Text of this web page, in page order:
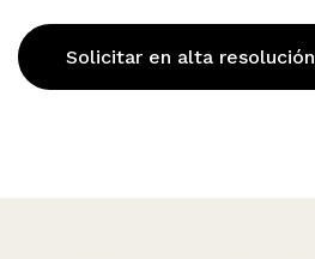
Solicitar en alta resolución